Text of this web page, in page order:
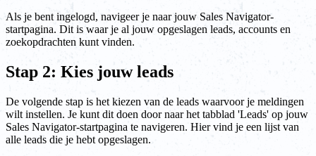
Als je bent ingelogd, navigeer je naar jouw Sales Navigator-
startpagina. Dit is waar je al jouw opgeslagen leads, accounts en
zoekopdrachten kunt vinden.
Stap 2: Kies jouw leads
De volgende stap is het kiezen van de leads waarvoor je meldingen
wilt instellen. Je kunt dit doen door naar het tabblad 'Leads' op jouw
Sales Navigator-startpagina te navigeren. Hier vind je een lijst van
alle leads die je hebt opgeslagen.